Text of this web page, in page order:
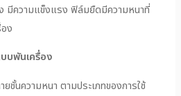
มีความแข็งแรง ฟิล์มยืดมีความหนาที่
ง
บพันเครื่อง
ชั้นความหนา ตามประเภทของการใช้